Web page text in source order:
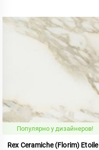
Популярно у дизайнеров!
Rex Ceramiche (Florim) Etoile